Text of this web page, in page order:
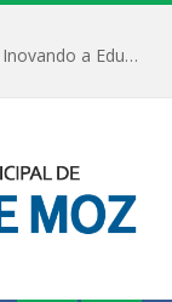
Inteligência Artificial e Tecnologia Assistiva: Inovando a Educação Especial e Inclusiva